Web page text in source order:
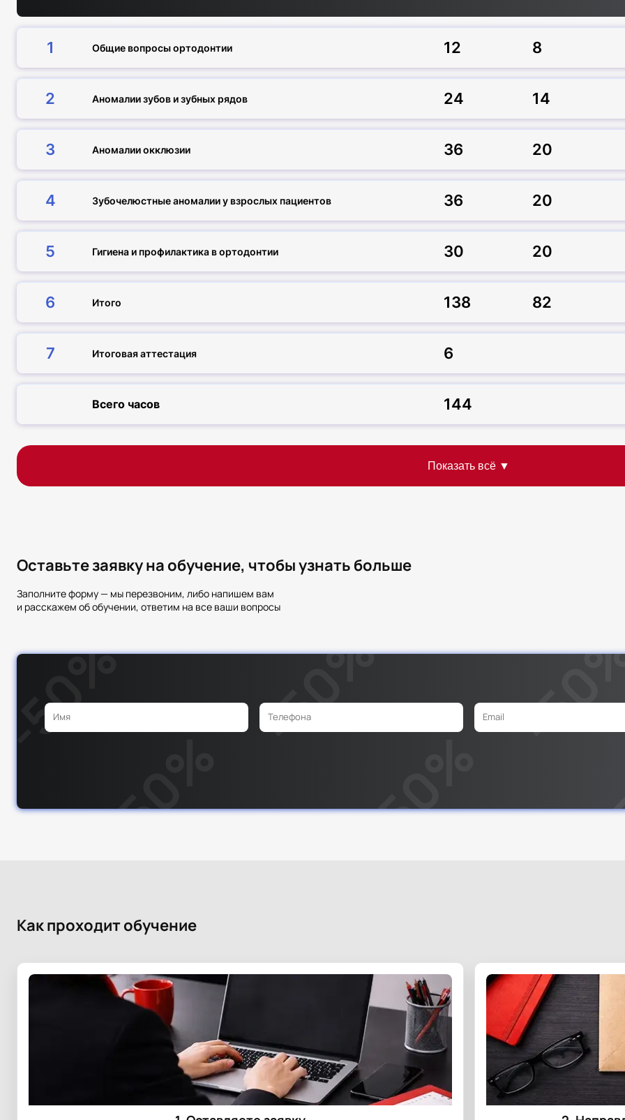
1 Общие вопросы ортодонтии 12 8
2 Аномалии зубов и зубных рядов 24 14
3 Аномалии окклюзии 36 20
4 Зубочелюстные аномалии у взрослых пациентов 36 20
5 Гигиена и профилактика в ортодонтии 30 20
6 Итого 138 82
7 Итоговая аттестация 6
Всего часов 144
Оставьте заявку на обучение, чтобы узнать больше
Заполните форму — мы перезвоним, либо напишем вам
и расскажем об обучении, ответим на все ваши вопросы
Как проходит обучение